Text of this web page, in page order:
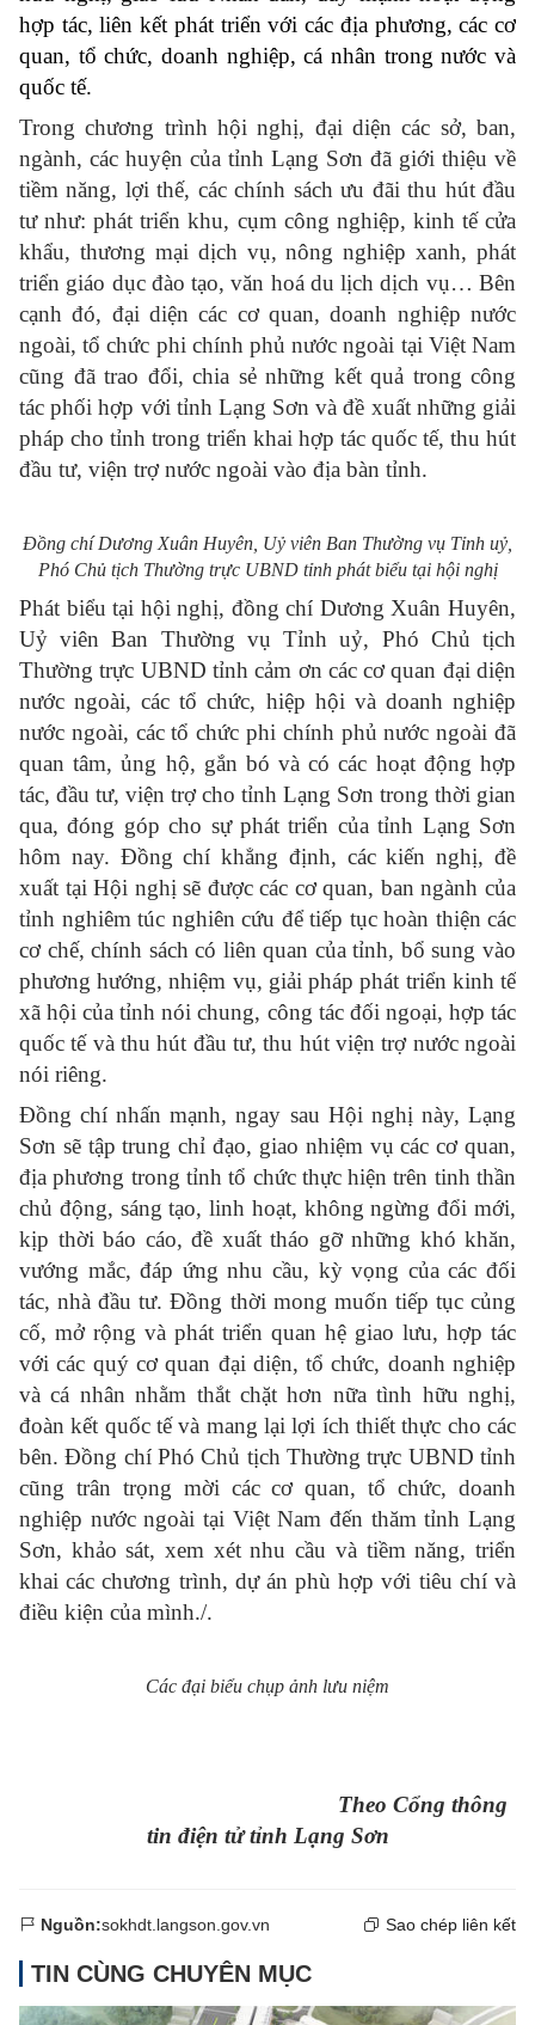
hợp tác, liên kết phát triển với các địa phương, các cơ
quan, tổ chức, doanh nghiệp, cá nhân trong nước và
quốc tế.
Trong chương trình hội nghị, đại diện các sở, ban,
ngành, các huyện của tỉnh Lạng Sơn đã giới thiệu về
tiềm năng, lợi thế, các chính sách ưu đãi thu hút đầu
tư như: phát triển khu, cụm công nghiệp, kinh tế cửa
khẩu, thương mại dịch vụ, nông nghiệp xanh, phát
triển giáo dục đào tạo, văn hoá du lịch dịch vụ… Bên
cạnh đó, đại diện các cơ quan, doanh nghiệp nước
ngoài, tổ chức phi chính phủ nước ngoài tại Việt Nam
cũng đã trao đổi, chia sẻ những kết quả trong công
tác phối hợp với tỉnh Lạng Sơn và đề xuất những giải
pháp cho tỉnh trong triển khai hợp tác quốc tế, thu hút
đầu tư, viện trợ nước ngoài vào địa bàn tỉnh.
Đồng chí Dương Xuân Huyên, Uỷ viên Ban Thường vụ Tỉnh uỷ,
Phó Chủ tịch Thường trực UBND tỉnh phát biểu tại hội nghị
Phát biểu tại hội nghị, đồng chí Dương Xuân Huyên,
Uỷ viên Ban Thường vụ Tỉnh uỷ, Phó Chủ tịch
Thường trực UBND tỉnh cảm ơn các cơ quan đại diện
nước ngoài, các tổ chức, hiệp hội và doanh nghiệp
nước ngoài, các tổ chức phi chính phủ nước ngoài đã
quan tâm, ủng hộ, gắn bó và có các hoạt động hợp
tác, đầu tư, viện trợ cho tỉnh Lạng Sơn trong thời gian
qua, đóng góp cho sự phát triển của tỉnh Lạng Sơn
hôm nay. Đồng chí khẳng định, các kiến nghị, đề
xuất tại Hội nghị sẽ được các cơ quan, ban ngành của
tỉnh nghiêm túc nghiên cứu để tiếp tục hoàn thiện các
cơ chế, chính sách có liên quan của tỉnh, bổ sung vào
phương hướng, nhiệm vụ, giải pháp phát triển kinh tế
xã hội của tỉnh nói chung, công tác đối ngoại, hợp tác
quốc tế và thu hút đầu tư, thu hút viện trợ nước ngoài
nói riêng.
Đồng chí nhấn mạnh, ngay sau Hội nghị này, Lạng
Sơn sẽ tập trung chỉ đạo, giao nhiệm vụ các cơ quan,
địa phương trong tỉnh tổ chức thực hiện trên tinh thần
chủ động, sáng tạo, linh hoạt, không ngừng đổi mới,
kịp thời báo cáo, đề xuất tháo gỡ những khó khăn,
vướng mắc, đáp ứng nhu cầu, kỳ vọng của các đối
tác, nhà đầu tư. Đồng thời mong muốn tiếp tục củng
cố, mở rộng và phát triển quan hệ giao lưu, hợp tác
với các quý cơ quan đại diện, tổ chức, doanh nghiệp
và cá nhân nhằm thắt chặt hơn nữa tình hữu nghị,
đoàn kết quốc tế và mang lại lợi ích thiết thực cho các
bên. Đồng chí Phó Chủ tịch Thường trực UBND tỉnh
cũng trân trọng mời các cơ quan, tổ chức, doanh
nghiệp nước ngoài tại Việt Nam đến thăm tỉnh Lạng
Sơn, khảo sát, xem xét nhu cầu và tiềm năng, triển
khai các chương trình, dự án phù hợp với tiêu chí và
điều kiện của mình./.
Các đại biểu chụp ảnh lưu niệm
Theo Cổng thông
tin điện tử tỉnh Lạng Sơn
Nguồn:sokhdt.langson.gov.vn Sao chép liên kết
TIN CÙNG CHUYÊN MỤC